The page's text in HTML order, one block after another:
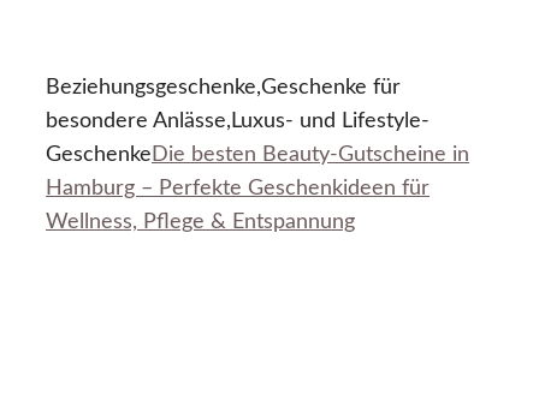
Beziehungsgeschenke,Geschenke für
besondere Anlässe,Luxus- und Lifestyle-
Geschenke Die besten Beauty-Gutscheine in
Hamburg – Perfekte Geschenkideen für
Wellness, Pflege & Entspannung